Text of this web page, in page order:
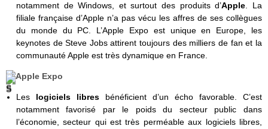
notamment de Windows, et surtout des produits d’Apple . La
filiale française d’Apple n’a pas vécu les affres de ses collègues
du monde du PC. L’Apple Expo est unique en Europe, les
keynotes de Steve Jobs attirent toujours des milliers de fan et la
communauté Apple est très dynamique en France.
Les logiciels libres bénéficient d’un écho favorable. C’est
notamment favorisé par le poids du secteur public dans
l’économie, secteur qui est très perméable aux logiciels libres,